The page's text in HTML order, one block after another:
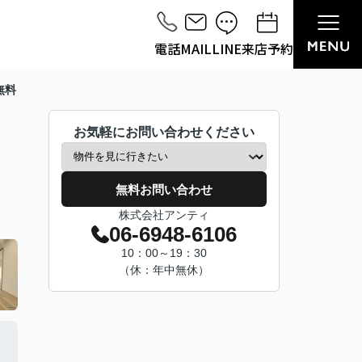
電話MAILLINE来店予約
料
お気軽にお問い合わせください
無料お問い合わせ
株式会社アンティ
06-6948-6106
10：00～19：30
（休：年中無休）